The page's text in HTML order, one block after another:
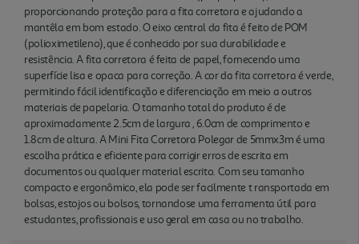
estudantes, profissionais e uso geral em casa ou no
trabalho.
proporcionando proteção para a fita corretora e ajudando a
mantêla em bom estado. O eixo central da fita é feito de POM
(polioximetileno), que é conhecido por sua durabilidade e
resistência. A fita corretora é feita de papel, fornecendo uma
superfície lisa e opaca para correção. A cor da fita corretora é verde,
permitindo fácil identificação e diferenciação em meio a outros
materiais de papelaria. O tamanho total do produto é de
aproximadamente 2.5cm de largura , 6.0cm de comprimento e
1.8cm de altura. A Mini Fita Corretora Polegar de 5mmx3m é uma
escolha prática e eficiente para corrigir erros de escrita em
documentos ou qualquer material escrito. Com seu tamanho
compacto e ergonômico, ela pode ser facilmente t ransportada em
bolsas, estojos ou bolsos, tornandose uma ferramenta útil para
estudantes, profissionais e uso geral em casa ou no trabalho.